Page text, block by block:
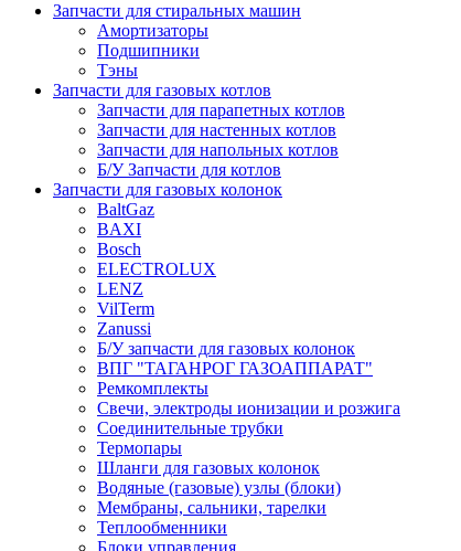
Запчасти для стиральных машин
Амортизаторы
Подшипники
Тэны
Запчасти для газовых котлов
Запчасти для парапетных котлов
Запчасти для настенных котлов
Запчасти для напольных котлов
Б/У Запчасти для котлов
Запчасти для газовых колонок
BaltGaz
BAXI
Bosch
ELECTROLUX
LENZ
VilTerm
Zanussi
Б/У запчасти для газовых колонок
ВПГ "ТАГАНРОГ ГАЗОАППАРАТ"
Ремкомплекты
Свечи, электроды ионизации и розжига
Соединительные трубки
Термопары
Шланги для газовых колонок
Водяные (газовые) узлы (блоки)
Мембраны, сальники, тарелки
Теплообменники